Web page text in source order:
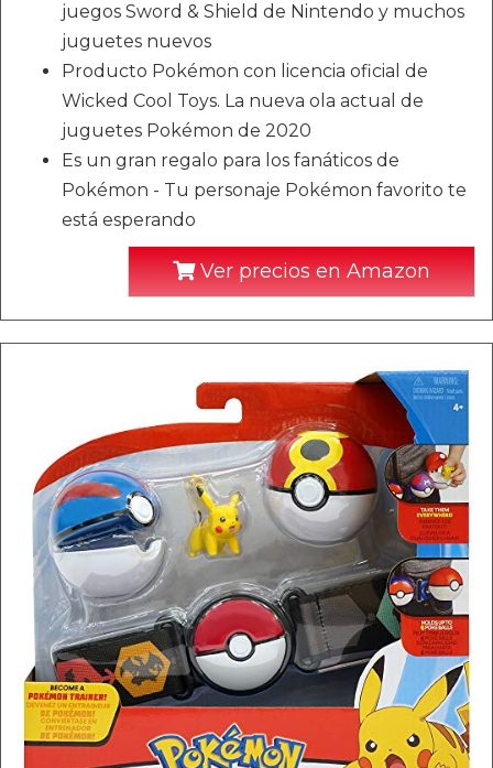
juegos Sword & Shield de Nintendo y muchos
juguetes nuevos
Producto Pokémon con licencia oficial de
Wicked Cool Toys. La nueva ola actual de
juguetes Pokémon de 2020
Es un gran regalo para los fanáticos de
Pokémon - Tu personaje Pokémon favorito te
está esperando
Ver precios en Amazon